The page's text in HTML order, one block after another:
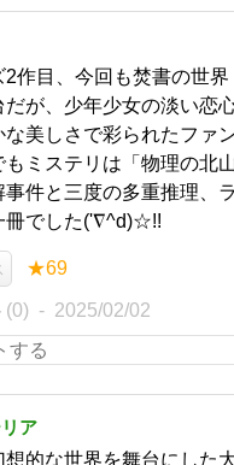
2作目、今回も焚書の世
だが、少年少女の淡い恋
な美しさで彩られたファ
もミステリは「物理の北
事件と三度の多重推理、
冊でした('∇^d)☆!!
★69
(0) 2025/02/02
ア
想的な世界を舞台にした